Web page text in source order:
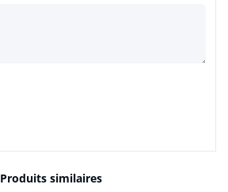
Produits similaires